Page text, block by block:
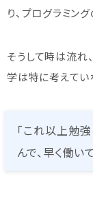
り、プログラミン
そうして時は流れ
学は特に考えてい
「これ以上勉
んで、早く働